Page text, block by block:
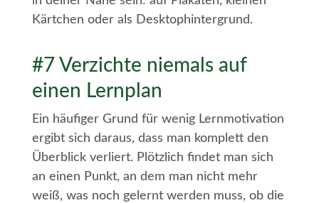
Kärtchen oder als Desktophintergrund.
#7 Verzichte niemals auf
einen Lernplan
Ein häufiger Grund für wenig Lernmotivation
ergibt sich daraus, dass man komplett den
Überblick verliert. Plötzlich findet man sich
an einen Punkt, an dem man nicht mehr
weiß, was noch gelernt werden muss, ob die